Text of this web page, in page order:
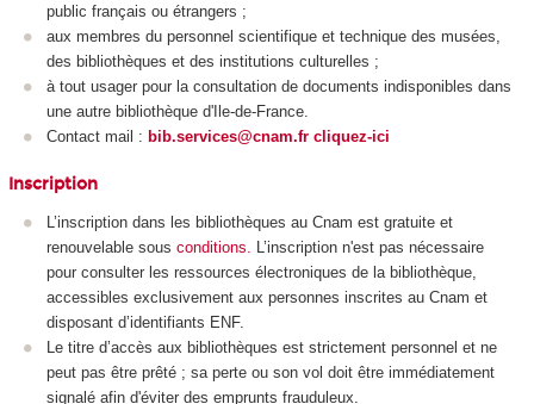
public français ou étrangers ;
aux membres du personnel scientifique et technique des musées,
des bibliothèques et des institutions culturelles ;
à tout usager pour la consultation de documents indisponibles dans
une autre bibliothèque d'Ile-de-France.
Contact mail : bib.services@cnam.fr cliquez-ici
Inscription
L’inscription dans les bibliothèques au Cnam est gratuite et
renouvelable sous conditions. L’inscription n'est pas nécessaire
pour consulter les ressources électroniques de la bibliothèque,
accessibles exclusivement aux personnes inscrites au Cnam et
disposant d’identifiants ENF.
Le titre d’accès aux bibliothèques est strictement personnel et ne
peut pas être prêté ; sa perte ou son vol doit être immédiatement
signalé afin d'éviter des emprunts frauduleux.